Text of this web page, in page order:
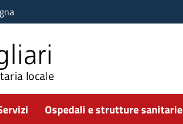
locale
Ospedali e strutture sanitarie